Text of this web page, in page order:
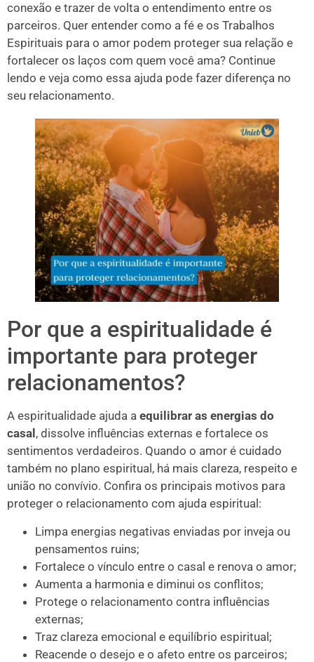
conexão e trazer de volta o entendimento entre os
parceiros. Quer entender como a fé e os Trabalhos
Espirituais para o amor podem proteger sua relação e
fortalecer os laços com quem você ama? Continue
lendo e veja como essa ajuda pode fazer diferença no
seu relacionamento.
Por que a espiritualidade é
importante para proteger
relacionamentos?
A espiritualidade ajuda a equilibrar as energias do
casal , dissolve influências externas e fortalece os
sentimentos verdadeiros. Quando o amor é cuidado
também no plano espiritual, há mais clareza, respeito e
união no convívio. Confira os principais motivos para
proteger o relacionamento com ajuda espiritual:
Limpa energias negativas enviadas por inveja ou
pensamentos ruins;
Fortalece o vínculo entre o casal e renova o amor;
Aumenta a harmonia e diminui os conflitos;
Protege o relacionamento contra influências
externas;
Traz clareza emocional e equilíbrio espiritual;
Reacende o desejo e o afeto entre os parceiros;